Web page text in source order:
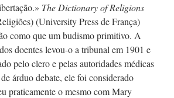
The Dictionary of Religions
(University Press de França)
como que um budismo primitivo. A
doenteslevou-oa tribunal em 1901 e
pelo clero e pelas autoridades médicas
árduo debate, ele foi considerado
praticamente o mesmo com Mary